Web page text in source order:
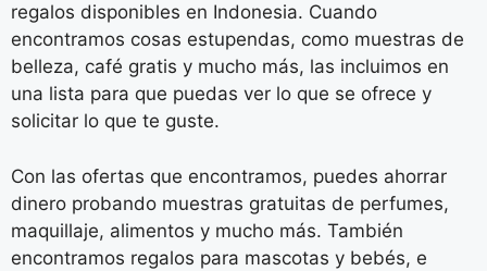
regalos disponibles en Indonesia. Cuando
encontramos cosas estupendas, como muestras de
belleza, café gratis y mucho más, las incluimos en
una lista para que puedas ver lo que se ofrece y
solicitar lo que te guste.
Con las ofertas que encontramos, puedes ahorrar
dinero probando muestras gratuitas de perfumes,
maquillaje, alimentos y mucho más. También
encontramos regalos para mascotas y bebés, e